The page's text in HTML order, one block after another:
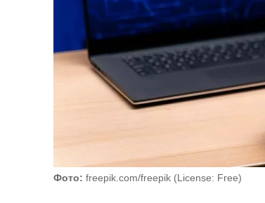
Фото: freepik.com/freepik (License: Free)